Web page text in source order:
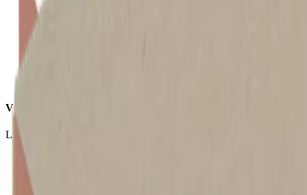
Verwerking
Licht van gewicht, eenvoudig en snel te verwerken.